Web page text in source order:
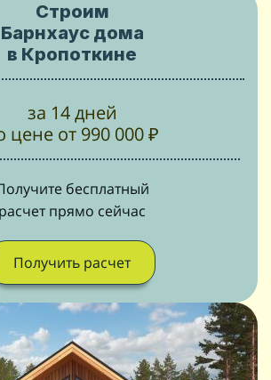
Строим
Барнхаус дома
в Кропоткине
за 14 дней
цене от 990 000 ₽
бесплатный
расчет прямо сейчас
Получить расчет